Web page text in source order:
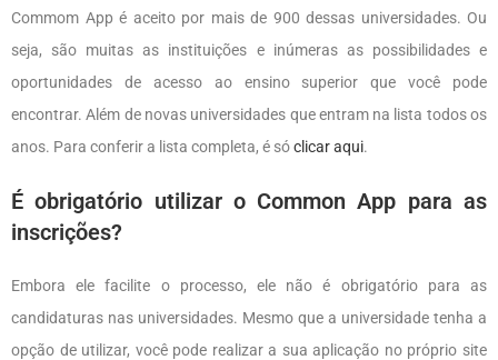
Commom App é aceito por mais de 900 dessas universidades. Ou
seja, são muitas as instituições e inúmeras as possibilidades e
oportunidades de acesso ao ensino superior que você pode
encontrar. Além de novas universidades que entram na lista todos os
anos. Para conferir a lista completa, é sóclicar aqui.
É obrigatório utilizar o Common App para as
inscrições?
Embora ele facilite o processo, ele não é obrigatório para as
candidaturas nas universidades. Mesmo que a universidade tenha a
opção de utilizar, você pode realizar a sua aplicação no próprio site